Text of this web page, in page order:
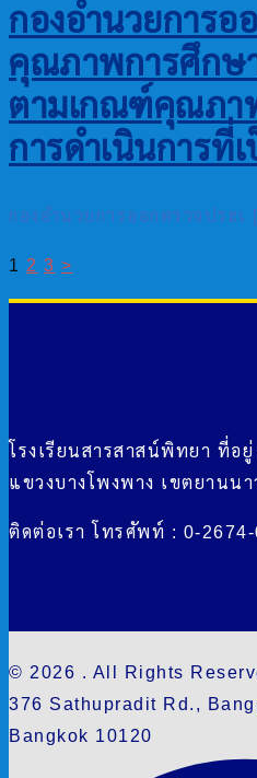
กองอำนวยการอ
คุณภาพการศึกษ
ตามเกณฑ์คุณภา
การดำเนินการที่
กองอำนวยการออกตรวจประเ
แนะแนว
เรื่อง
1 2 3 >
โรงเรียนสารสาสน์พิทยา ที่อ
แขวงบางโพงพาง เขตยานน
ติดต่อเรา โทรศัพท์ : 0-
© 2026 . All Rights
376 Sathupradit Rd.,
Bangkok 10120